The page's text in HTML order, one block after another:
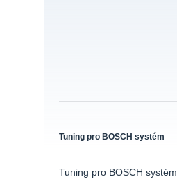
Tuning pro BOSCH systém
Tuning pro BOSCH systém